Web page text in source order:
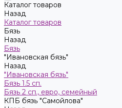
Каталог товаров
Назад
Каталог товаров
Бязь
Назад
Бязь
"Ивановская бязь"
Назад
"Ивановская бязь"
Бязь 1.5 сп.
Бязь 2 сп., евро, семейный
КПБ бязь "Самойлова"